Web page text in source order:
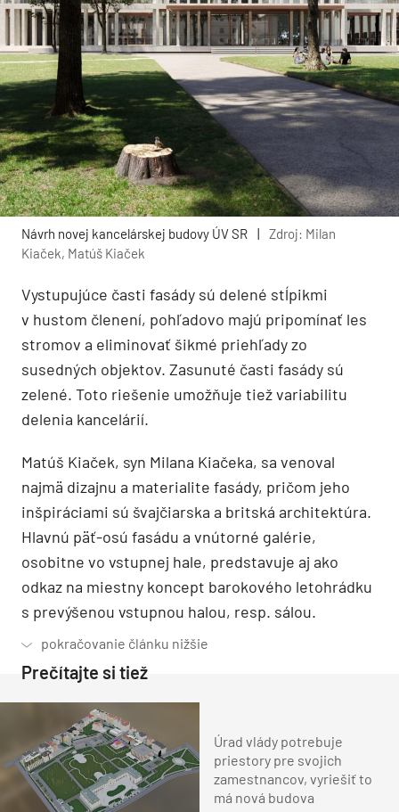
Návrh novej kancelárskej budovy ÚV SR |
Zdroj: Milan
Kiaček, Matúš Kiaček
Vystupujúce časti fasády sú delené stĺpikmi
v hustom členení, pohľadovo majú pripomínať les
stromov a eliminovať šikmé priehľady zo
susedných objektov. Zasunuté časti fasády sú
zelené. Toto riešenie umožňuje tiež variabilitu
delenia kancelárií.
Matúš Kiaček, syn Milana Kiačeka, sa venoval
najmä dizajnu a materialite fasády, pričom jeho
inšpiráciami sú švajčiarska a britská architektúra.
Hlavnú päť-osú fasádu a vnútorné galérie,
osobitne vo vstupnej hale, predstavuje aj ako
odkaz na miestny koncept barokového letohrádku
s prevýšenou vstupnou halou, resp. sálou.
Prečítajte si tiež
Úrad vlády potrebuje
priestory pre svojich
zamestnancov, vyriešiť to
má nová budova